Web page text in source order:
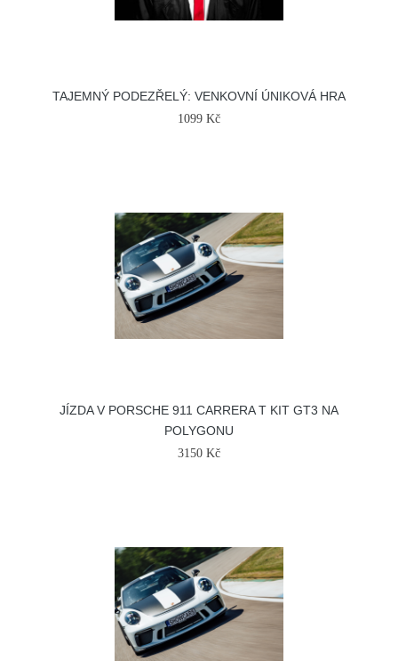
TAJEMNÝ PODEZŘELÝ: VENKOVNÍ ÚNIKOVÁ HRA
1099 Kč
JÍZDA V PORSCHE 911 CARRERA T KIT GT3 NA
POLYGONU
3150 Kč